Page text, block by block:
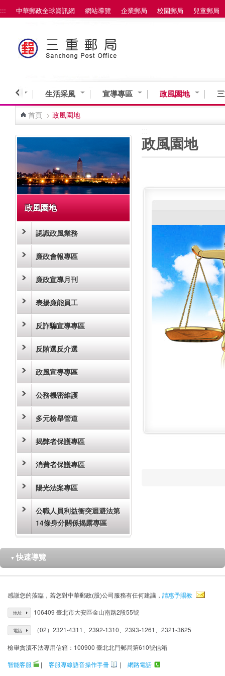
跳到主要內容區塊
::: 中華郵政全球資訊網 網站導覽 企業郵局 校園郵局 兒童郵局
資訊 生活采風 宣導專區 政風園地
首頁 > 政風園地
政風園地
認識政風業務
廉政會報專區
廉政宣導月刊
表揚廉能員工
反詐騙宣導專區
反賄選反介選
政風宣導專區
公務機密維護
多元檢舉管道
揭弊者保護專區
消費者保護專區
陽光法案專區
公職人員利益衝突迴避法第
14條身分關係揭露專區
政風園地
▼ 快速導覽
感謝您的蒞臨，若您對中華郵政(股)公司服務有任何建議， 請惠予賜教
地址 106409 臺北市大安區金山南路2段55號
電話 （02）2321-4311、2392-1310、2393-1261、2321-3625
檢舉貪瀆不法專用信箱：100900 臺北北門郵局第610號信箱
智能客服
| 客服專線語音操作手冊 | 網路電話